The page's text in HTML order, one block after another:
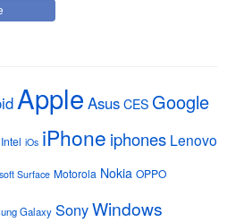
Apple Asus CES Google
Intel iOs iPhone iphones Lenovo
Surface Motorola Nokia OPPO
Galaxy SonyWindows